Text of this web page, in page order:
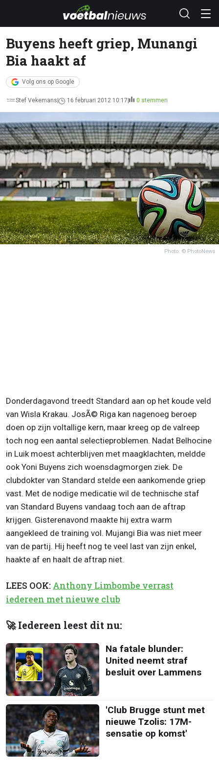
Buyens heeft griep, Munangi
Bia haakt af
Volg ons op Google
Stef Vekemans 16 februari 2012 10:17 0 stemmen
Photo: © PhotoNews
Donderdagavond treedt Standard aan op het koude veld
van Wisla Krakau. JosÃ© Riga kan nagenoeg beroep
doen op zijn voltallige kern, maar kreeg op de valreep
toch nog een aantal selectieproblemen. Nadat Belhocine
in Luik moest achterblijven met maagklachten, meldde
ook Yoni Buyens zich woensdagmorgen ziek. De
clubdokter van Standard stelde een aankomende griep
vast. Met de nodige medicatie wil de technische staf
van Standard Buyens vandaag toch aan de aftrap
krijgen. Gisterenavond maakte hij extra warm
aangekleed de training vol. Mujangi Bia was niet meer
van de partij. Hij heeft nog te veel last van zijn enkel,
haakte af en haalt de aftrap niet.
LEES OOK: Anthony Limbombe verrast
iedereen met nieuwe club
🚀 Iedereen leest dit nu:
Na fatale blunder:
United neemt straf
besluit over Lammens
'Club Brugge stunt met
nieuwe Tzolis: 17M-
sensatie op komst'